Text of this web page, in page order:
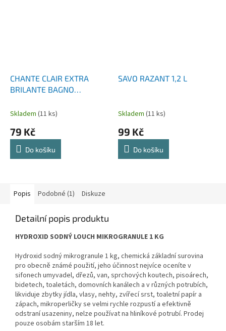
CHANTE CLAIR EXTRA
BRILANTE BAGNO
ML
Skladem (11 ks)
79 Kč
Do košíku
SAVO RAZANT 1,2 L
Skladem (11 ks)
99 Kč
Do košíku
Popis Podobné (1) Diskuze
Detailní popis produktu
HYDROXID SODNÝ LOUCH MIKROGRANULE 1 KG
Hydroxid sodný mikrogranule 1 kg, chemická základní surovina
pro obecně známé použití, jeho účinnost nejvíce oceníte v
sifonech umyvadel, dřezů, van, sprchových koutech, pisoárech,
bidetech, toaletách, domovních kanálech a v různých potrubích,
likviduje zbytky jídla, vlasy, nehty, zvířecí srst, toaletní papír a
zápach, mikroperličky se velmi rychle rozpustí a efektivně
odstraní usazeniny, nelze používat na hliníkové potrubí. Prodej
pouze osobám starším 18 let.